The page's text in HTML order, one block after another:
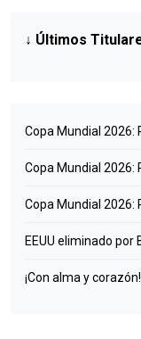
↓ Últimos
Copa Mundial 2026:
Copa Mundial 2026:
Copa Mundial 2026:
EEUU eliminado por
¡Con alma y